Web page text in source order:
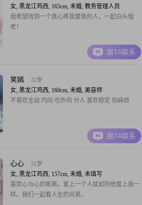
女, 黑龙江鸡西, 165cm, 未婚, 教务管理人员
我希望找到一个真心疼我爱我的人，一起白头偕
老！
跟TA联系
笑嫣
32岁
女, 黑龙江鸡西, 160cm, 未婚, 美容师
不喜欢主动 内向 也外向 分人 喜欢稳定 怕麻烦
跟TA联系
心心
51岁
女, 黑龙江鸡西, 157cm, 未婚, 未填写
喜欢心与心的距离。爱上一个人就如同他爱上我一
样。我们一起看人生的风景。